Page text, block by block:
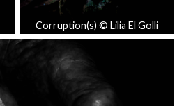
Corruption(s) © Lilia El Golli